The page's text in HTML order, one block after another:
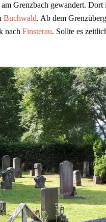
Grenzbach gewandert. Dort
Buchwald. Ab dem
nach Finsterau. Sollte es